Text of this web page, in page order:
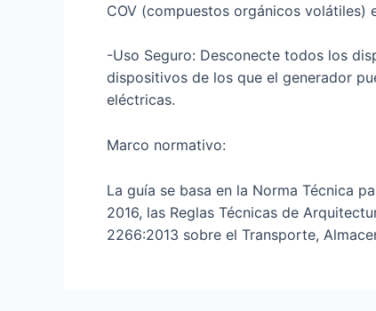
COV (compuestos orgánicos volátiles)
-Uso Seguro: Desconecte todos los
dispositivos de los que el generador
eléctricas.
Marco normativo:
La guía se basa en la Norma Técnica
2016, las Reglas Técnicas de
2266:2013 sobre el Transporte,